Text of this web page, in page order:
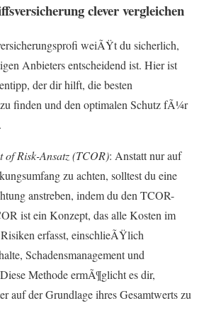
clever vergleichen
weiÃŸt du sicherlich,
Anbieters entscheidend ist. Hier ist
der dir hilft, die besten
finden und den optimalen Schutz fÃ¼r
of Risk-Ansatz (TCOR): Anstatt nur auf
zu achten, solltest du eine
anstreben, indem du den TCOR-
ist ein Konzept, das alle Kosten im
erfasst, einschlieÃŸlich
Schadensmanagement und
Methode ermÃ¶glicht es dir,
auf der Grundlage ihres Gesamtwerts zu